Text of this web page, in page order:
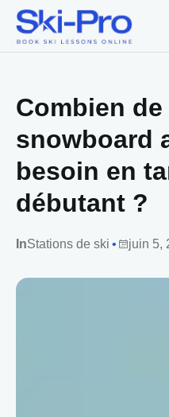
Ski-
Pro
Combien
snowboard
besoin en
débutant ?
InStations de ski juin 5,